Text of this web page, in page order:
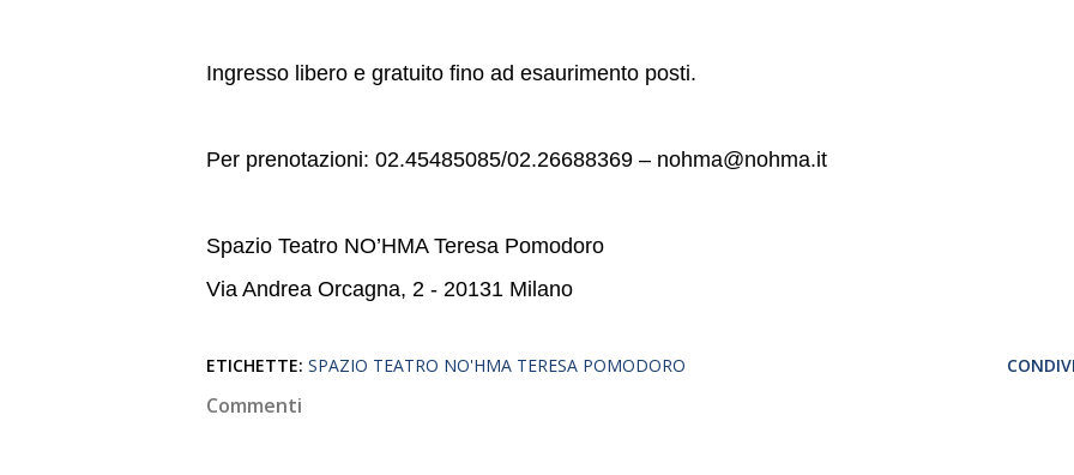
Ingresso libero e gratuito fino ad esaurimento posti.
Per prenotazioni: 02.45485085/02.26688369 – nohma@nohma.it
Spazio Teatro NO’HMA Teresa Pomodoro
Via Andrea Orcagna, 2 - 20131 Milano
ETICHETTE: SPAZIO TEATRO NO'HMA TERESA POMODORO
Commenti